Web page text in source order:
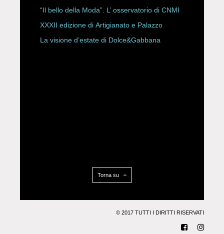
Rete Slow Fiber
“Il bello della Moda”. L’ osservatorio di CNMI
XXXII edizione di Artigianato e Palazzo
La visione d’estate di Dolce&Gabbana
Torna su
© 2017 TUTTI I DIRITTI RISERVATI